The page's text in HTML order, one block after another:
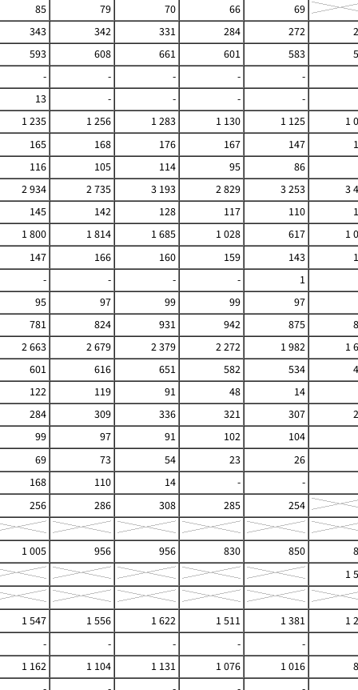
85 79 70 66
69
343 342 331 284 272
593 608 661 601 583
- - - -
-
13 - - -
-
1 235 1 256 1 283 1 130 1 125
1
165 168 176 167 147
116 105 114 95
86
2 934 2 735 3 193 2 829 3 253
3
145 142 128 117 110
1 800 1 814 1 685 1 028 617
1
147 166 160 159 143
- - - -
1
95 97 99 99
97
781 824 931 942 875
2 663 2 679 2 379 2 272 1 982
1
601 616 651 582 534
122 119 91 48
14
284 309 336 321 307
99 97 91 102
104
69 73 54 23
26
168 110 14 -
-
256 286 308 285
254
1 005 956 956 830 850
1
1 547 1 556 1 622 1 511 1 381
1
- - - -
-
1 162 1 104 1 131 1 076 1 016